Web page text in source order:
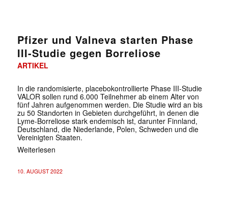
Pfizer und Valneva starten Phase
III-Studie gegen Borreliose
ARTIKEL
In die randomisierte, placebokontrollierte Phase III-Studie
VALOR sollen rund 6.000 Teilnehmer ab einem Alter von
fünf Jahren aufgenommen werden. Die Studie wird an bis
zu 50 Standorten in Gebieten durchgeführt, in denen die
Lyme-Borreliose stark endemisch ist, darunter Finnland,
Deutschland, die Niederlande, Polen, Schweden und die
Vereinigten Staaten.
Weiterlesen
10. AUGUST 2022